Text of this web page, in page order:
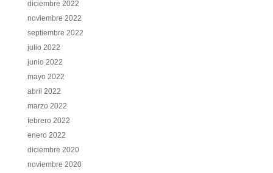
diciembre 2022
noviembre 2022
septiembre 2022
julio 2022
junio 2022
mayo 2022
abril 2022
marzo 2022
febrero 2022
enero 2022
diciembre 2020
noviembre 2020